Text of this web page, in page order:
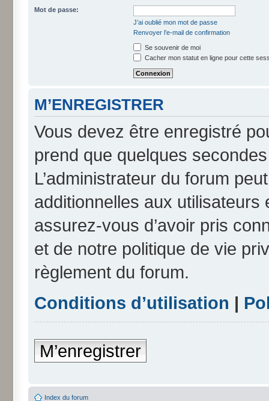
Mot de passe:
J’ai oublié mon mot de passe
Renvoyer l’e-mail de confirmation
Se souvenir de moi
Cacher mon statut en ligne pour cette
M’ENREGISTRER
Vous devez être enregistré
prend que quelques
L’administrateur du forum
additionnelles aux
assurez-vous d’avoir pris
et de notre politique de vie
règlement du forum.
Conditions d’utilisation |
M’enregistrer
Index du forum